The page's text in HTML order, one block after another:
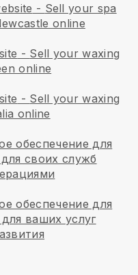
- Sell your spa
online
- Sell your waxing
online
- Sell your waxing
online
обеспечение для
своих служб
обеспечение для
ваших услуг